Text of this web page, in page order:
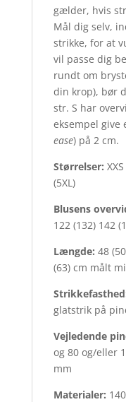
gælder, hvis
Mål dig selv,
strikke, for at
vil passe dig
rundt om
din krop), bør
str. S har
eksempel give
ease) på 2 cm.
Størrelser:
(5XL)
Blusens
122 (132) 142
Længde: 48
(63) cm målt
glatstrik på
Vejledende
og 80 og/eller
mm
Materialer: